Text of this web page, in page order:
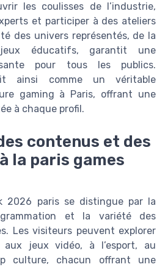
les coulisses de l’industrie,
et participer à des ateliers
des univers représentés, de la
éducatifs, garantit une
pour tous les publics.
ainsi comme un véritable
gaming à Paris, offrant une
à chaque profil.
contenus et des
la paris games
2026 paris se distingue par la
et la variété des
Les visiteurs peuvent explorer
aux jeux vidéo, à l’esport, au
culture, chacun offrant une